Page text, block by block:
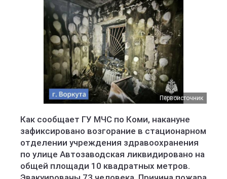
Первоисточник
Как сообщает ГУ МЧС по Коми, накануне
зафиксировано возгорание в стационарном
отделении учреждения здравоохранения
по улице Автозаводская ликвидировано на
общей площади 10 квадратных метров.